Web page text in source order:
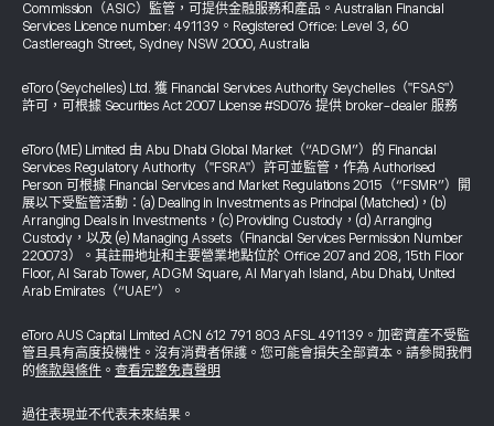
Commission（ASIC）監管，可提供金融服務和產品。Australian Financial
Services Licence number: 491139。Registered Office: Level 3, 60
Castlereagh Street, Sydney NSW 2000, Australia
eToro (Seychelles) Ltd. 獲 Financial Services Authority Seychelles（"FSAS"）
許可，可根據 Securities Act 2007 License #SD076 提供 broker-dealer 服務
eToro (ME) Limited 由 Abu Dhabi Global Market（“ADGM”）的 Financial
Services Regulatory Authority（"FSRA"）許可並監管，作為 Authorised
Person 可根據 Financial Services and Market Regulations 2015（“FSMR”）開
展以下受監管活動：(a) Dealing in Investments as Principal (Matched)，(b)
Arranging Deals in Investments，(c) Providing Custody，(d) Arranging
Custody，以及 (e) Managing Assets（Financial Services Permission Number
220073）。其註冊地址和主要營業地點位於 Office 207 and 208, 15th Floor
Floor, Al Sarab Tower, ADGM Square, Al Maryah Island, Abu Dhabi, United
Arab Emirates（“UAE”）。
eToro AUS Capital Limited ACN 612 791 803 AFSL 491139。加密資產不受監
管且具有高度投機性。沒有消費者保護。您可能會損失全部資本。請參閱我們
的條款與條件 。 查看完整免責聲明
過往表現並不代表未來結果。